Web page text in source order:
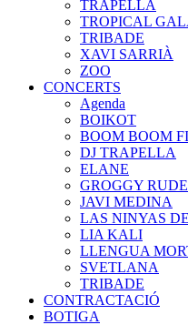
TRAPELLA
TROPICAL
TRIBADE
XAVI SARRIÀ
ZOO
CONCERTS
Agenda
BOIKOT
BOOM BOOM
DJ TRAPELLA
ELANE
GROGGY RUDE
JAVI MEDINA
LAS NINYAS
LIA KALI
LLENGUA
SVETLANA
TRIBADE
CONTRACTACIÓ
BOTIGA